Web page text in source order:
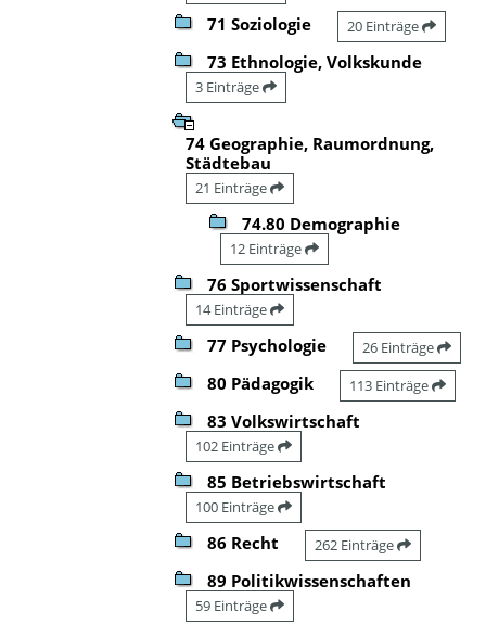
71 Soziologie 20 Einträge
73 Ethnologie, Volkskunde
3 Einträge
74 Geographie, Raumordnung,
Städtebau
21 Einträge
74.80 Demographie
12 Einträge
76 Sportwissenschaft
14 Einträge
77 Psychologie 26 Einträge
80 Pädagogik 113 Einträge
83 Volkswirtschaft
102 Einträge
85 Betriebswirtschaft
100 Einträge
86 Recht 262 Einträge
89 Politikwissenschaften
59 Einträge